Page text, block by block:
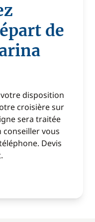
de
disposition
croisière sur
sera traitée
conseiller vous
Devis